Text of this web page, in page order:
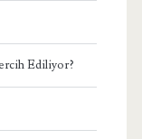
Ediliyor?